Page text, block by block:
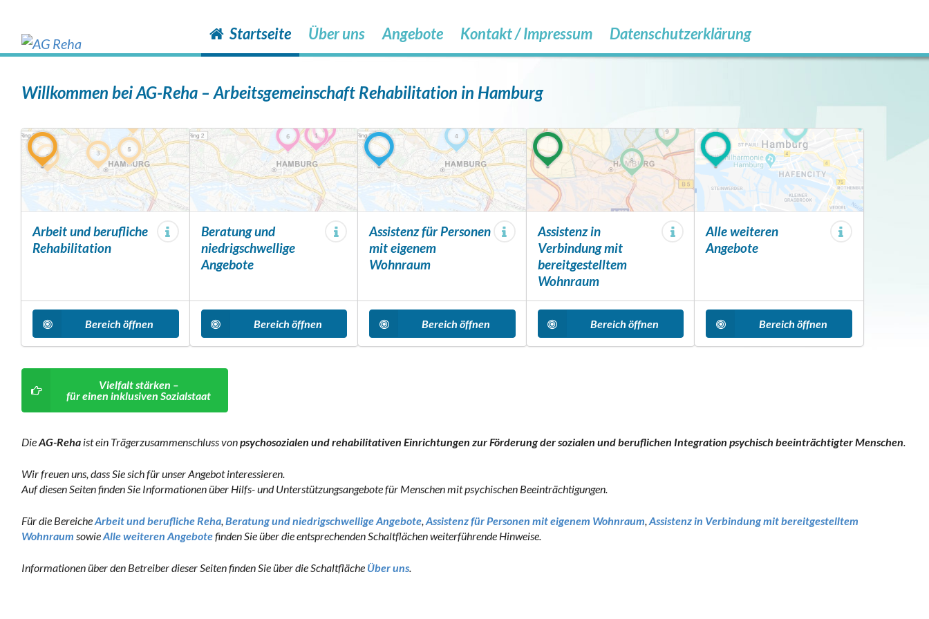
consent
banner
springen
Startseite Über uns Angebote Kontakt / Impressum Datenschutzerklärung
Willkommen bei AG-Reha – Arbeitsgemeinschaft Rehabilitation in Hamburg
Arbeit und berufliche
Rehabilitation
Bereich öffnen
Beratung und
niedrigschwellige
Angebote
Bereich öffnen
Assistenz für Personen
mit eigenem
Wohnraum
Bereich öffnen
Assistenz in
Verbindung mit
bereitgestelltem
Wohnraum
Bereich öffnen
Alle weiteren
Angebote
Bereich öffnen
Vielfalt stärken –
für einen inklusiven Sozialstaat
DieAG-Reha ist ein Trägerzusammenschluss vonpsychosozialen und rehabilitativen Einrichtungen zur Förderung der sozialen und beruflichen Integration psychisch beeinträchtigter Menschen
Wir freuen uns, dass Sie sich für unser Angebot interessieren.
Auf diesen Seiten finden Sie Informationen über Hilfs- und Unterstützungsangebote für Menschen mit psychischen Beeinträchtigungen.
Für die BereicheArbeit und berufliche Reha Beratung und niedrigschwellige Angebote Assistenz für Personen mit eigenem Wohnraum Assistenz in Verbindung mit bereitgestelltem
Wohnraum sowieAlle weiteren Angebotefinden Sie über die entsprechenden Schaltflächen weiterführende Hinweise.
Informationen über den Betreiber dieser Seiten finden Sie über die Schaltfläche Über uns